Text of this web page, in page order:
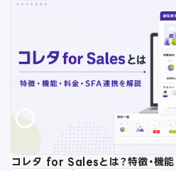
コレタ for Salesとは？特徴・機能